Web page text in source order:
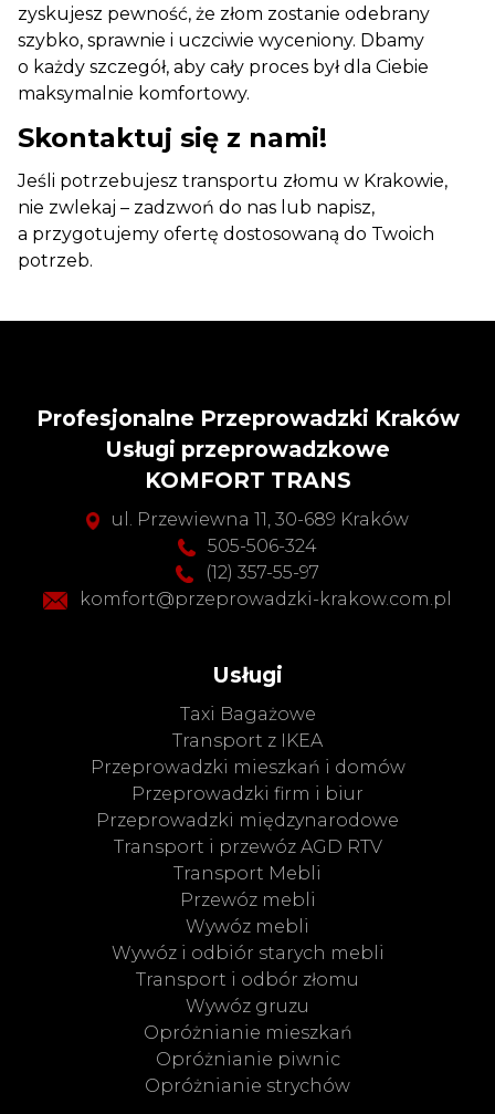
zyskujesz pewność, że złom zostanie odebrany
szybko, sprawnie i uczciwie wyceniony. Dbamy
o każdy szczegół, aby cały proces był dla Ciebie
maksymalnie komfortowy.
Skontaktuj się z nami!
Jeśli potrzebujesz transportu złomu w Krakowie,
nie zwlekaj – zadzwoń do nas lub napisz,
a przygotujemy ofertę dostosowaną do Twoich
potrzeb.
Profesjonalne Przeprowadzki Kraków
Usługi przeprowadzkowe
KOMFORT TRANS
ul. Przewiewna 11, 30-689 Kraków
505-506-324
(12) 357-55-97
komfort@przeprowadzki-krakow.com.pl
Usługi
Taxi Bagażowe
Transport z IKEA
Przeprowadzki mieszkań i domów
Przeprowadzki firm i biur
Przeprowadzki międzynarodowe
Transport i przewóz AGD RTV
Transport Mebli
Przewóz mebli
Wywóz mebli
Wywóz i odbiór starych mebli
Transport i odbór złomu
Wywóz gruzu
Opróżnianie mieszkań
Opróżnianie piwnic
Opróżnianie strychów